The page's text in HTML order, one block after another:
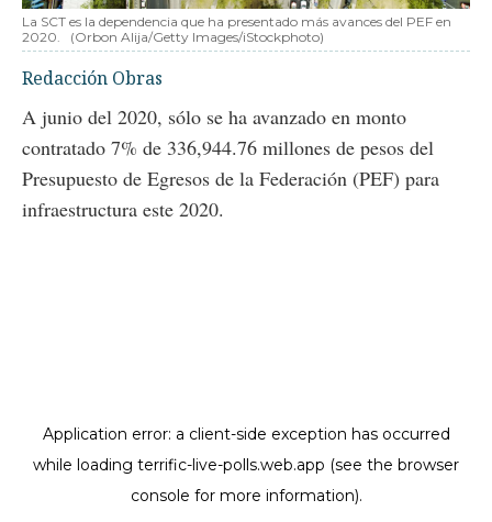
La SCT es la dependencia que ha presentado más avances del PEF en
2020.
(Orbon Alija/Getty Images/iStockphoto)
Redacción Obras
A junio del 2020, sólo se ha avanzado en monto
contratado 7% de 336,944.76 millones de pesos del
Presupuesto de Egresos de la Federación (PEF) para
infraestructura este 2020.